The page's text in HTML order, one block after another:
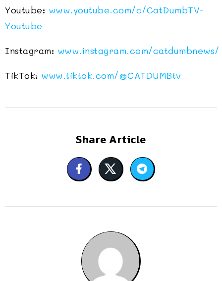
Youtube: www.youtube.com/c/CatDumbTV-
Youtube
Instagram: www.instagram.com/catdumbnews/
TikTok: www.tiktok.com/@CATDUMBtv
Share Article